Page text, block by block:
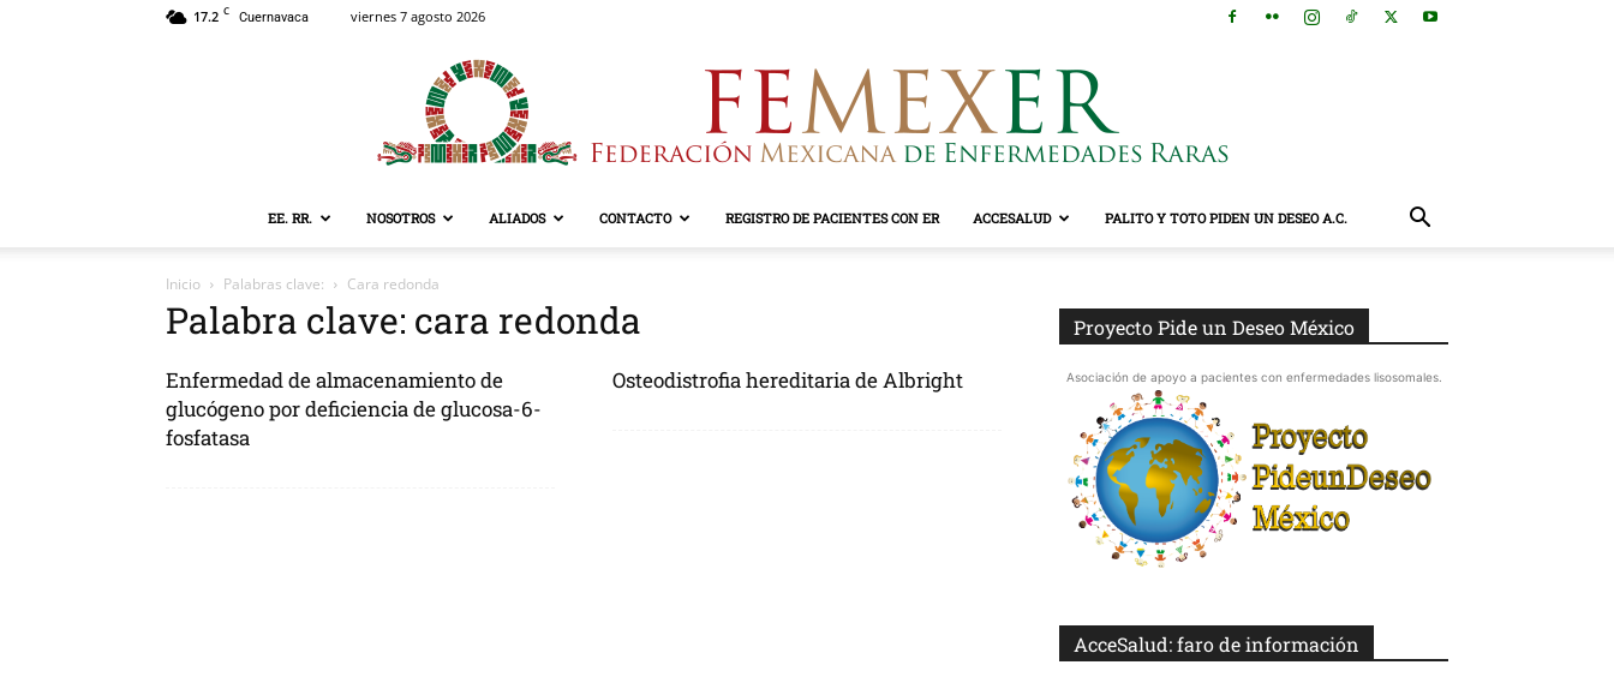
17.2 C Cuernavaca viernes 7 agosto 2026
EE. RR. NOSOTROS ALIADOS CONTACTO REGISTRO DE PACIENTES CON ER ACCESALUD PALITO Y TOTO PIDEN UN DESEO A.C.
Inicio Palabras clave: Cara redonda
Palabra clave: cara redonda
Enfermedad de almacenamiento de
glucógeno por deficiencia de glucosa-6-
fosfatasa
Osteodistrofia hereditaria de Albright
Proyecto Pide un Deseo México
Asociación de apoyo a pacientes con enfermedades lisosomales.
AcceSalud: faro de información